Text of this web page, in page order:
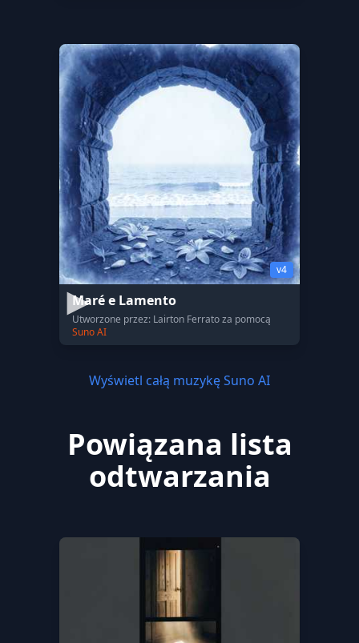
v4
Maré e Lamento
Utworzone przez: Lairton Ferrato za pomocą
Suno AI
Wyświetl całą muzykę Suno AI
Powiązana lista
odtwarzania